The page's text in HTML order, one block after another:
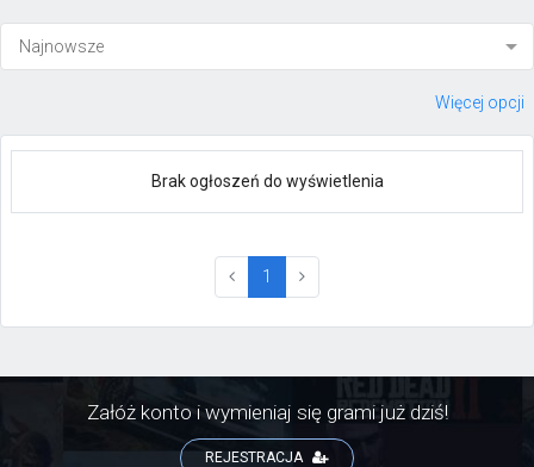
Więcej opcji
Brak ogłoszeń do wyświetlenia
1 (current)
Załóż konto i wymieniaj się grami już dziś!
REJESTRACJA